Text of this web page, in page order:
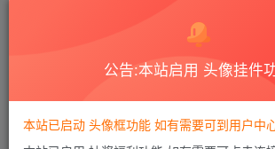
公告:本站启用 头像挂件
本站已启动 头像框功能 如有需要可到用户中